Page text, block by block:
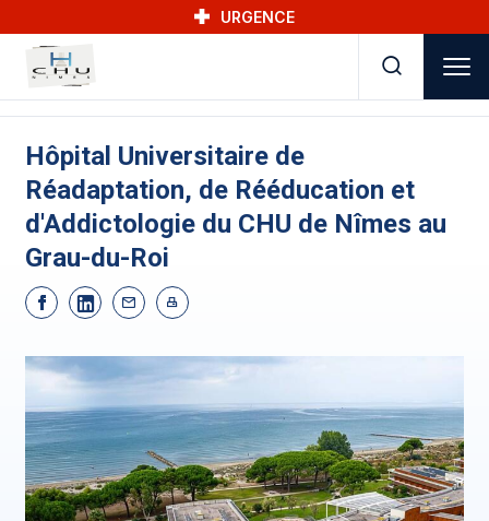
URGENCE
Hôpital Universitaire de
Réadaptation, de Rééducation et
d'Addictologie du CHU de Nîmes au
Grau-du-Roi